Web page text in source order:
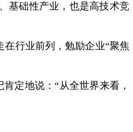
基础性产业，也是高技术竞
行业前列，勉励企业“聚焦
定地说：“从全世界来看，